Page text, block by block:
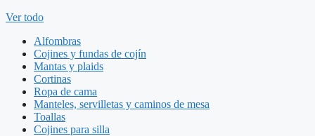
Ver todo
Alfombras
Cojines y fundas de cojín
Mantas y plaids
Cortinas
Ropa de cama
Manteles, servilletas y caminos de mesa
Toallas
Cojines para silla